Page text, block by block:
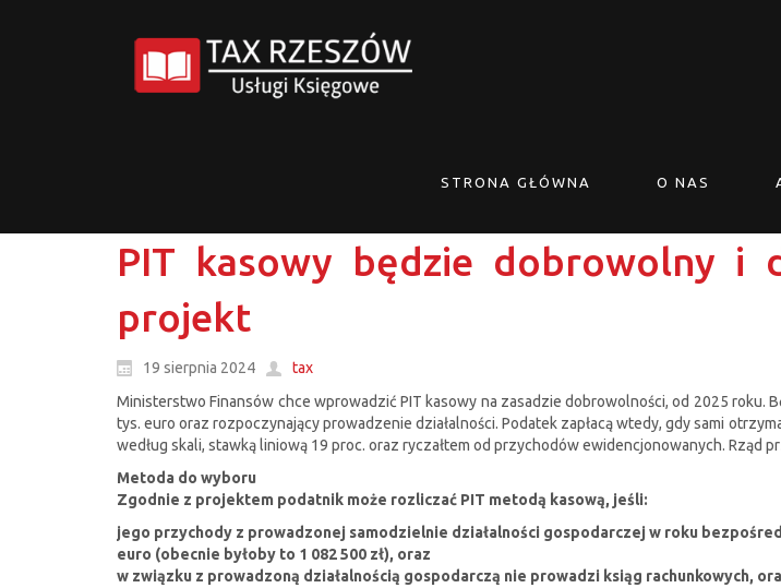
STRONA GŁÓWNA O NAS
PIT kasowy będzie dobrowolny i
projekt
19 sierpnia 2024
tax
Ministerstwo Finansów chce wprowadzić PIT kasowy na zasadzie dobrowolności, od 2025
tys. euro oraz rozpoczynający prowadzenie działalności. Podatek zapłacą wtedy, gdy sami
według skali, stawką liniową 19 proc. oraz ryczałtem od przychodów ewidencjonowanych. Rząd
Metoda do wyboru
Zgodnie z projektem podatnik może rozliczać PIT metodą kasową, jeśli:
jego przychody z prowadzonej samodzielnie działalności gospodarczej w roku
euro (obecnie byłoby to 1 082 500 zł), oraz
w związku z prowadzoną działalnością gospodarczą nie prowadzi ksiąg rachunkowych,